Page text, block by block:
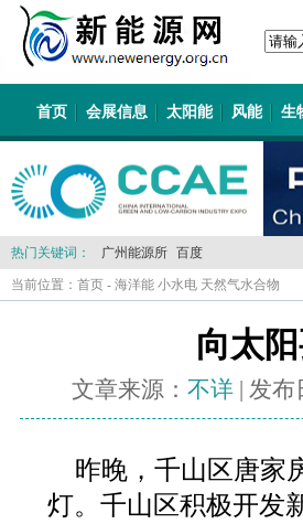
首页 会展信息 太阳能 风能 生
热门关键词： 广州能源所 百度
当前位置： 首页 - 海洋能 小水电 天然气水合物
向太
文章来源： 不详 | 发布
昨晚，千山区唐家
灯。千山区积极开发